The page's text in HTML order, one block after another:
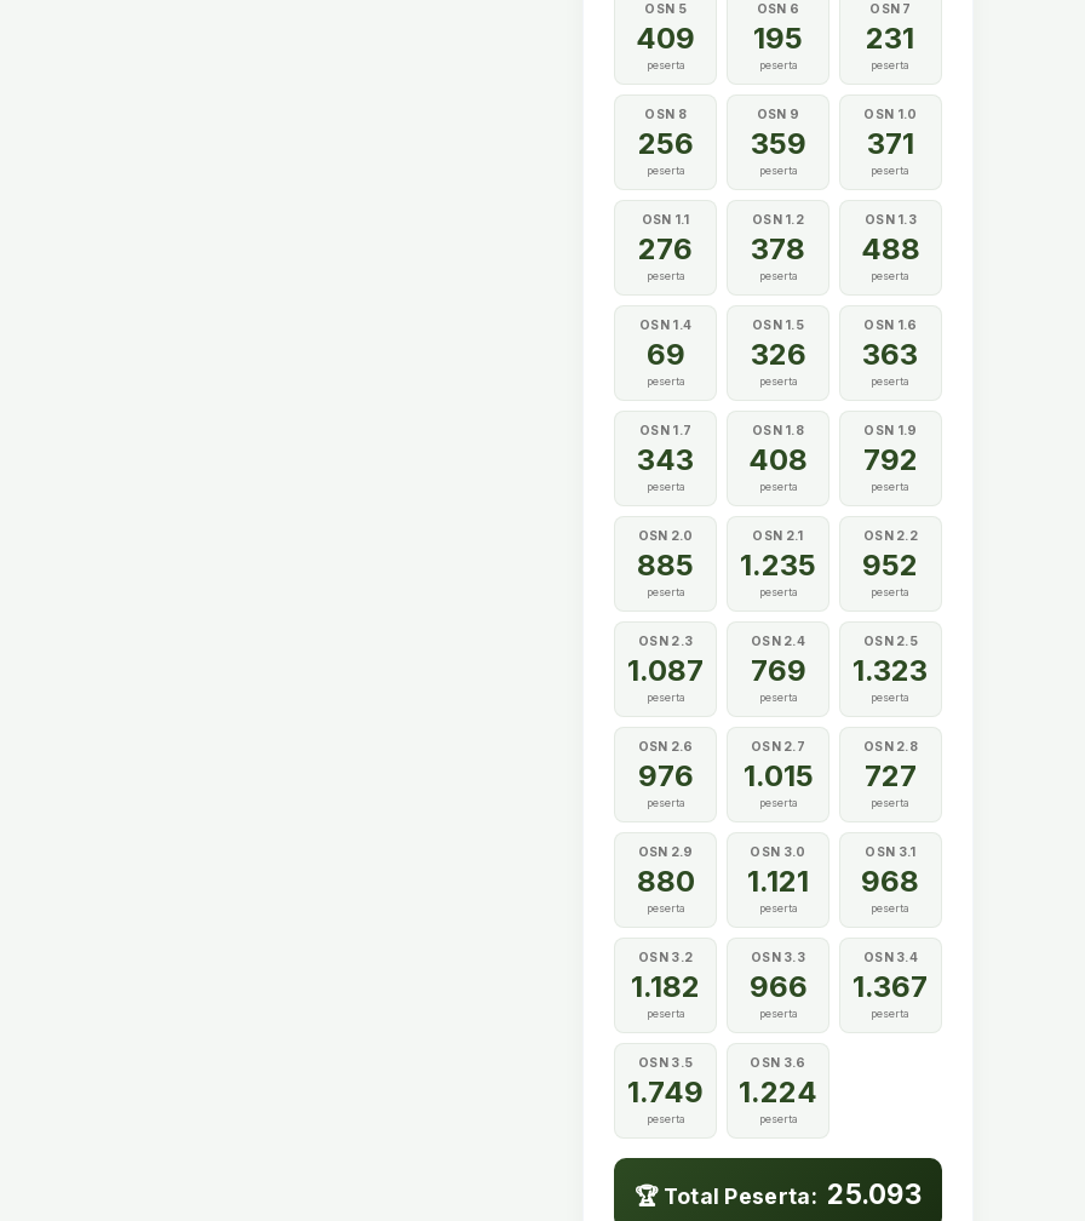
OSN 5
409
peserta
OSN 6
195
peserta
OSN 7
231
peserta
OSN 8
256
peserta
OSN 9
359
peserta
OSN 1.0
371
peserta
OSN 1.1
276
peserta
OSN 1.2
378
peserta
OSN 1.3
488
peserta
OSN 1.4
69
peserta
OSN 1.5
326
peserta
OSN 1.6
363
peserta
OSN 1.7
343
peserta
OSN 1.8
408
peserta
OSN 1.9
792
peserta
OSN 2.0
885
peserta
OSN 2.1
1.235
peserta
OSN 2.2
952
peserta
OSN 2.3
1.087
peserta
OSN 2.4
769
peserta
OSN 2.5
1.323
peserta
OSN 2.6
976
peserta
OSN 2.7
1.015
peserta
OSN 2.8
727
peserta
OSN 2.9
880
peserta
OSN 3.0
1.121
peserta
OSN 3.1
968
peserta
OSN 3.2
1.182
peserta
OSN 3.3
966
peserta
OSN 3.4
1.367
peserta
OSN 3.5
1.749
peserta
OSN 3.6
1.224
peserta
🏆 Total Peserta: 25.093